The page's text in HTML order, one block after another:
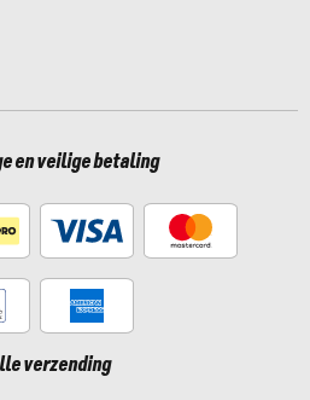
en veilige betaling
verzending